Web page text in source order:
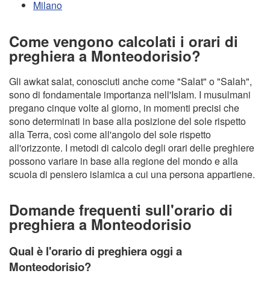
Milano
Come vengono calcolati i orari di
preghiera a Monteodorisio?
Gli awkat salat, conosciuti anche come "Salat" o "Salah",
sono di fondamentale importanza nell'Islam. I musulmani
pregano cinque volte al giorno, in momenti precisi che
sono determinati in base alla posizione del sole rispetto
alla Terra, così come all'angolo del sole rispetto
all'orizzonte. I metodi di calcolo degli orari delle preghiere
possono variare in base alla regione del mondo e alla
scuola di pensiero islamica a cui una persona appartiene.
Domande frequenti sull'orario di
preghiera a Monteodorisio
Qual è l'orario di preghiera oggi a
Monteodorisio?